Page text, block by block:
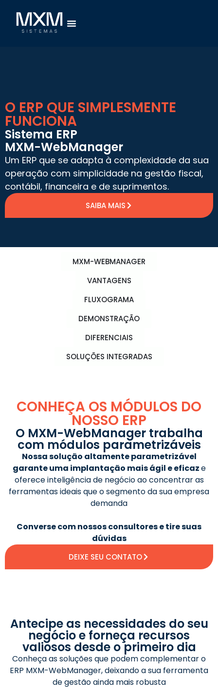
O ERP QUE SIMPLESMENTE
FUNCIONA
Sistema ERP
MXM-WebManager
Um ERP que se adapta à complexidade da sua
operação com simplicidade na gestão fiscal,
contábil, financeira e de suprimentos.
SAIBA MAIS
MXM-WEBMANAGER
VANTAGENS
FLUXOGRAMA
DEMONSTRAÇÃO
DIFERENCIAIS
SOLUÇÕES INTEGRADAS
CONHEÇA OS MÓDULOS DO
NOSSO ERP
O MXM-WebManager trabalha
com módulos parametrizáveis
Nossa solução altamente parametrizável
garante uma implantação mais ágil e eficaze
oferece inteligência de negócio ao concentrar as
ferramentas ideais que o segmento da sua empresa
demanda
Converse com nossos consultores e tire suas
dúvidas
DEIXE SEU CONTATO
Antecipe as necessidades do seu
negócio e forneça recursos
valiosos desde o primeiro dia
Conheça as soluções que podem complementar o
ERP MXM-WebManager, deixando a sua ferramenta
de gestão ainda mais robusta